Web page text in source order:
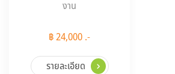
งาน
฿ 24,000 .-
รายละเอียด